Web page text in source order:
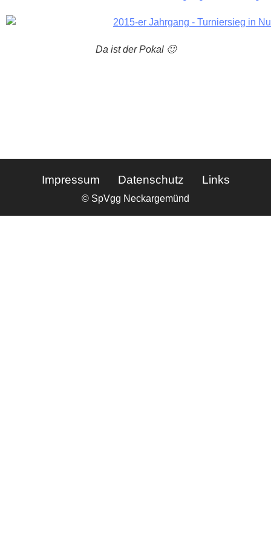
Da ist der Pokal 🙂
Impressum Datenschutz Links
© SpVgg Neckargemünd